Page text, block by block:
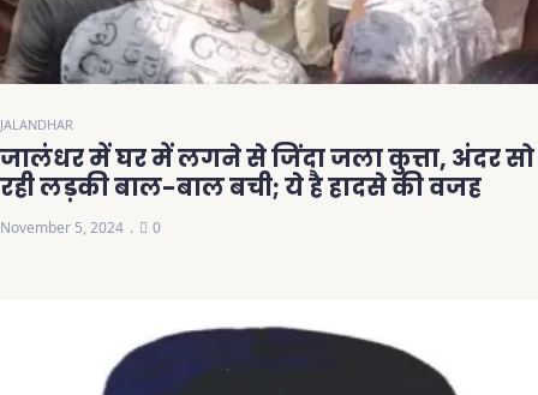
JALANDHAR
जालंधर में घर में लगने से जिंदा जला कुत्ता, अंदर सो
रही लड़की बाल-बाल बची; ये है हादसे की वजह
November 5, 2024 0